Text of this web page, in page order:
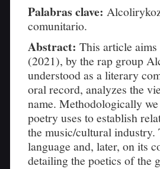
Palabras clave:
comunitario.
Abstract: This article
(2021), by the rap group
understood as a literary
oral record, analyzes the
name. Methodologically
poetry uses to establish
the music/cultural
language and, later, on its
detailing the poetics of the